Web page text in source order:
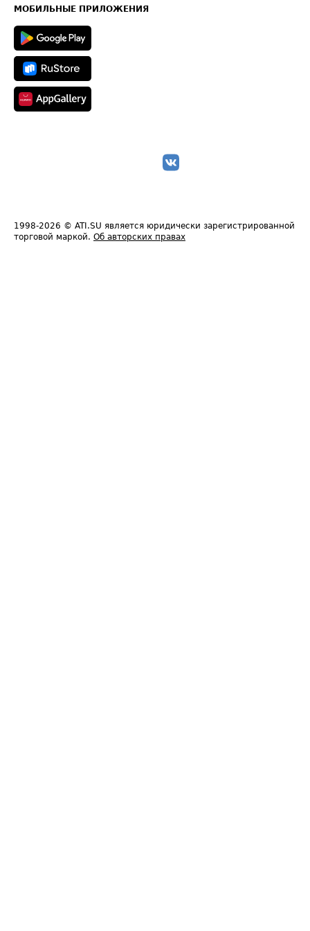
Техническая информация
МОБИЛЬНЫЕ ПРИЛОЖЕНИЯ
1998-2026 © ATI.SU является юридически зарегистрированной
торговой маркой. Об авторских правах